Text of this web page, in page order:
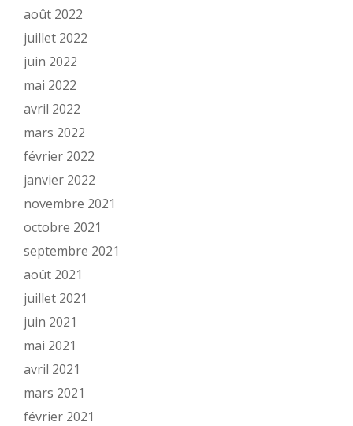
août 2022
juillet 2022
juin 2022
mai 2022
avril 2022
mars 2022
février 2022
janvier 2022
novembre 2021
octobre 2021
septembre 2021
août 2021
juillet 2021
juin 2021
mai 2021
avril 2021
mars 2021
février 2021